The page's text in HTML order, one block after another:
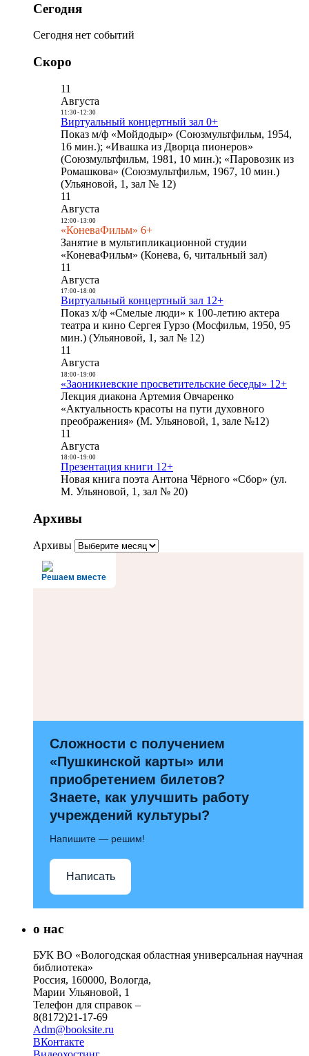
Сегодня
Сегодня нет событий
Скоро
11
Августа
11:30- 12:30
Виртуальный концертный зал 0+
Показ м/ф «Мойдодыр» (Союзмультфильм, 1954,
16 мин.); «Ивашка из Дворца пионеров»
(Союзмультфильм, 1981, 10 мин.); «Паровозик из
Ромашкова» (Союзмультфильм, 1967, 10 мин.)
(Ульяновой, 1, зал № 12)
11
Августа
12:00- 13:00
«КоневаФильм» 6+
Занятие в мультипликационной студии
«КоневаФильм» (Конева, 6, читальный зал)
11
Августа
17:00- 18:00
Виртуальный концертный зал 12+
Показ х/ф «Смелые люди» к 100-летию актера
театра и кино Сергея Гурзо (Мосфильм, 1950, 95
мин.) (Ульяновой, 1, зал № 12)
11
Августа
18:00- 19:00
«Заоникиевские просветительские беседы» 12+
Лекция диакона Артемия Овчаренко
«Актуальность красоты на пути духовного
преображения» (М. Ульяновой, 1, зале №12)
11
Августа
18:00- 19:00
Презентация книги 12+
Новая книга поэта Антона Чёрного «Сбор» (ул.
М. Ульяновой, 1, зал № 20)
Архивы
Архивы
Решаем вместе
Сложности с получением
«Пушкинской карты» или
приобретением билетов?
Знаете, как улучшить работу
учреждений культуры?
Напишите — решим!
Написать
о нас
БУК ВО «Вологодская областная универсальная научная
библиотека»
Россия, 160000, Вологда,
Марии Ульяновой, 1
Телефон для справок –
8(8172)21-17-69
Adm@booksite.ru
ВКонтакте